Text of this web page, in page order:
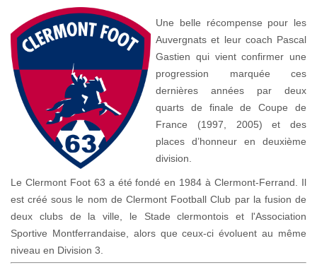
Une belle récompense pour les
Auvergnats et leur coach Pascal
Gastien qui vient confirmer une
progression marquée ces
dernières années par deux
quarts de finale de Coupe de
France (1997, 2005) et des
places d’honneur en deuxième
division.
Le Clermont Foot 63 a été fondé en 1984 à Clermont-Ferrand. Il
est créé sous le nom de Clermont Football Club par la fusion de
deux clubs de la ville, le Stade clermontois et l'Association
Sportive Montferrandaise, alors que ceux-ci évoluent au même
niveau en Division 3.